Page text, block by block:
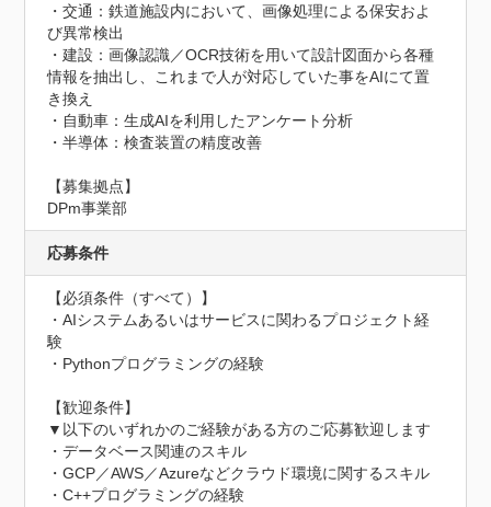
・交通：鉄道施設内において、画像処理による保安およ
び異常検出
・建設：画像認識／OCR技術を用いて設計図面から各種
情報を抽出し、これまで人が対応していた事をAIにて置
き換え
・自動車：生成AIを利用したアンケート分析
・半導体：検査装置の精度改善
【募集拠点】
DPm事業部
応募条件
【必須条件（すべて）】
・AIシステムあるいはサービスに関わるプロジェクト経
験
・Pythonプログラミングの経験
【歓迎条件】
▼以下のいずれかのご経験がある方のご応募歓迎します
・データベース関連のスキル
・GCP／AWS／Azureなどクラウド環境に関するスキル
・C++プログラミングの経験